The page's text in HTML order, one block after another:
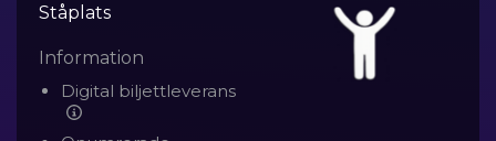
Ståplats
Information
Digital biljettleverans